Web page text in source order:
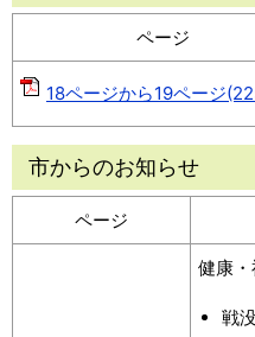
ページ
18ページから19ページ
市からのお知らせ
ページ
健康・
戦